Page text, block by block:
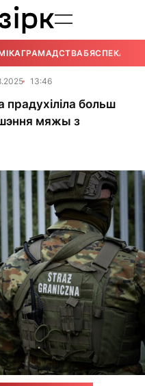
ГРАМАДСТВАБЯСПЕКА
13:46
больш
мяжы з